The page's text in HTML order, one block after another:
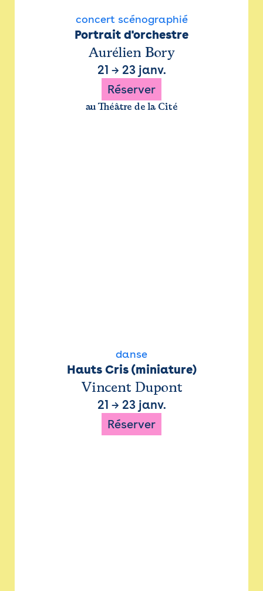
concert scénographié
Portrait d'orchestre
Aurélien Bory
21 → 23 janv.
Réserver
au Théâtre de la Cité
danse
Hauts Cris (miniature)
Vincent Dupont
21 → 23 janv.
Réserver